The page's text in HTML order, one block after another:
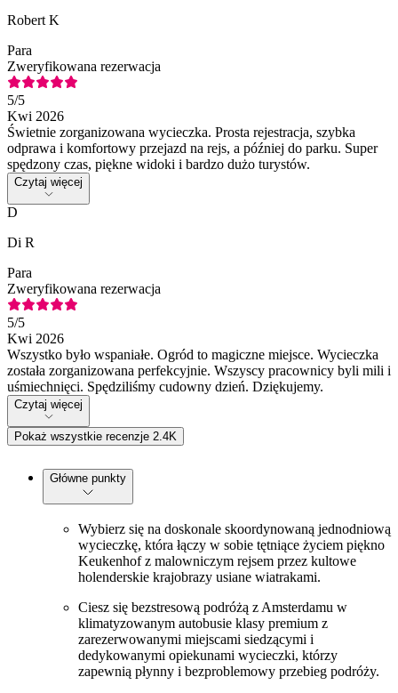
Robert K
Para
Zweryfikowana rezerwacja
5/5
Kwi 2026
Świetnie zorganizowana wycieczka. Prosta rejestracja, szybka
odprawa i komfortowy przejazd na rejs, a później do parku. Super
spędzony czas, piękne widoki i bardzo dużo turystów.
Czytaj więcej
D
Di R
Para
Zweryfikowana rezerwacja
5/5
Kwi 2026
Wszystko było wspaniałe. Ogród to magiczne miejsce. Wycieczka
została zorganizowana perfekcyjnie. Wszyscy pracownicy byli mili i
uśmiechnięci. Spędziliśmy cudowny dzień. Dziękujemy.
Czytaj więcej
Pokaż wszystkie recenzje 2.4K
Główne punkty
Wybierz się na doskonale skoordynowaną jednodniową
wycieczkę, która łączy w sobie tętniące życiem piękno
Keukenhof z malowniczym rejsem przez kultowe
holenderskie krajobrazy usiane wiatrakami.
Ciesz się bezstresową podróżą z Amsterdamu w
klimatyzowanym autobusie klasy premium z
zarezerwowanymi miejscami siedzącymi i
dedykowanymi opiekunami wycieczki, którzy
zapewnią płynny i bezproblemowy przebieg podróży.